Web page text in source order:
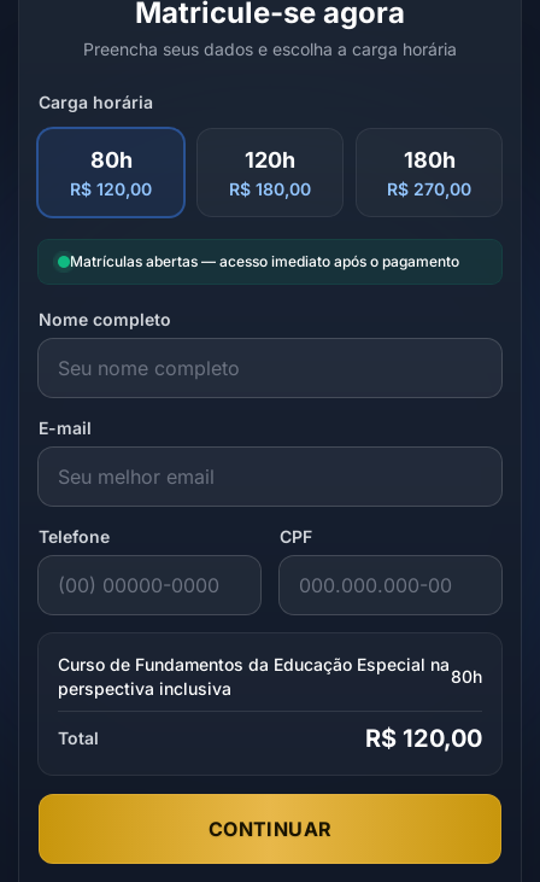
Matricule-se agora
Preencha seus dados e escolha a carga horária
Carga horária
80h
R$ 120,00
120h
R$ 180,00
180h
R$ 270,00
Matrículas abertas — acesso imediato após o pagamento
Nome completo
E-mail
Telefone CPF
Curso de Fundamentos da Educação Especial na
perspectiva inclusiva
80h
Total R$ 120,00
CONTINUAR